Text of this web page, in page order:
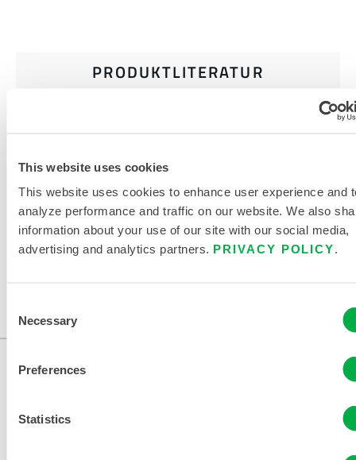
This website uses cookies
This website uses cookies to enhance user experience and
analyze performance and traffic on our website. We also
information about your use of our site with our social media,
advertising and analytics partners. PRIVACY POLICY.
Selection
Necessary
Preferences
Statistics
PRODUKTLITERATUR
VERWANDTE DOKUMENTE